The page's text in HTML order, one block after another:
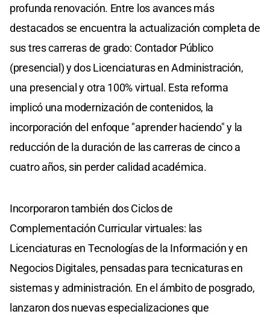
profunda renovación. Entre los avances más
destacados se encuentra la actualización completa de
sus tres carreras de grado: Contador Público
(presencial) y dos Licenciaturas en Administración,
una presencial y otra 100% virtual. Esta reforma
implicó una modernización de contenidos, la
incorporación del enfoque "aprender haciendo" y la
reducción de la duración de las carreras de cinco a
cuatro años, sin perder calidad académica.
Incorporaron también dos Ciclos de
Complementación Curricular virtuales: las
Licenciaturas en Tecnologías de la Información y en
Negocios Digitales, pensadas para tecnicaturas en
sistemas y administración. En el ámbito de posgrado,
lanzaron dos nuevas especializaciones que